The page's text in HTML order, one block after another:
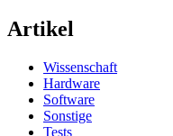
Artikel
Wissenschaft
Hardware
Software
Sonstige
Tests